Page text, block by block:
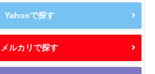
Yahooで探す
メルカリで探す